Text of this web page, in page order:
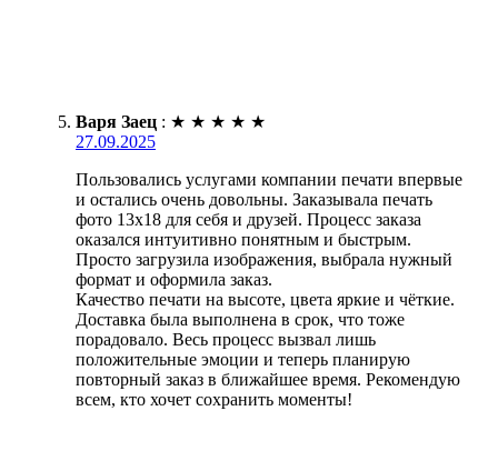
Варя Заец : ★ ★ ★ ★ ★
27.09.2025
Пользовались услугами компании печати впервые
и остались очень довольны. Заказывала печать
фото 13х18 для себя и друзей. Процесс заказа
оказался интуитивно понятным и быстрым.
Просто загрузила изображения, выбрала нужный
формат и оформила заказ.
Качество печати на высоте, цвета яркие и чёткие.
Доставка была выполнена в срок, что тоже
порадовало. Весь процесс вызвал лишь
положительные эмоции и теперь планирую
повторный заказ в ближайшее время. Рекомендую
всем, кто хочет сохранить моменты!